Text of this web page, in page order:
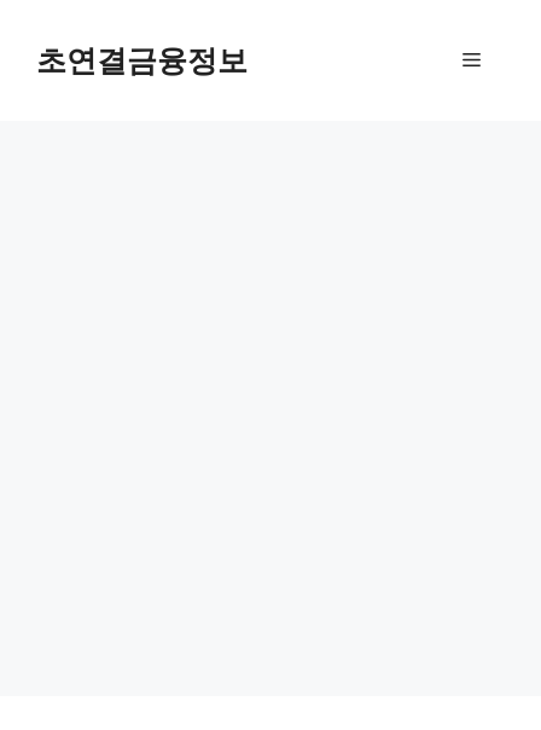
초연결금융정보 메